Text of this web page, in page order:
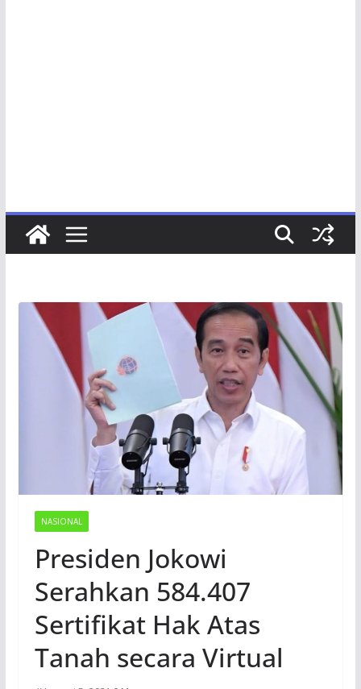
NASIONAL
Presiden Jokowi
Serahkan 584.407
Sertifikat Hak Atas
Tanah secara Virtual